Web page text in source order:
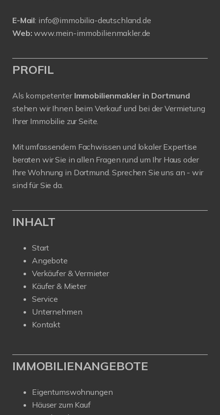
E-Mail: info@immobilia-deutschland.de
Web: www.mein-immobilienmakler.de
PROFIL
Als kompetenter Immobilienmakler in Dortmund
stehen wir Ihnen beim Verkauf und bei der Vermietung
Ihrer Immobilie zur Seite.
Mit umfassendem Fachwissen und lokaler Expertise
beraten wir Sie in allen Fragen rund um Ihr Haus oder
Ihre Wohnung in Dortmund. Sprechen Sie uns an - wir
sind für Sie da.
INHALT
Start
Angebote
Verkäufer & Vermieter
Käufer & Mieter
Service
Unternehmen
Kontakt
IMMOBILIENANGEBOTE
Eigentumswohnungen
Häuser zum Kauf